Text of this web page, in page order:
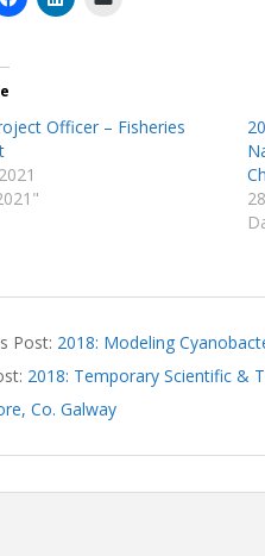
Officer – Fisheries
Post: 2018: Modeling
2018: Temporary Scientific &
Co. Galway